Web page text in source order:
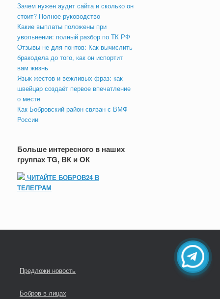
Зачем нужен аудит сайта и сколько он
стоит? Полное руководство
Какие выплаты положены при
увольнении: полный разбор по ТК РФ
Отзывы не для понтов: Как вычислить
бракодела до того, как он испортит
вам жизнь
Язык жестов и вежливых фраз: как
швейцар создаёт первое впечатление
о месте
Как Бобровский район связан с ВМФ
России
Больше интересного в наших
группах TG, ВК и ОК
ЧИТАЙТЕ БОБРОВ24 В
ТЕЛЕГРАМ
Предложи новость
Бобров в лицах